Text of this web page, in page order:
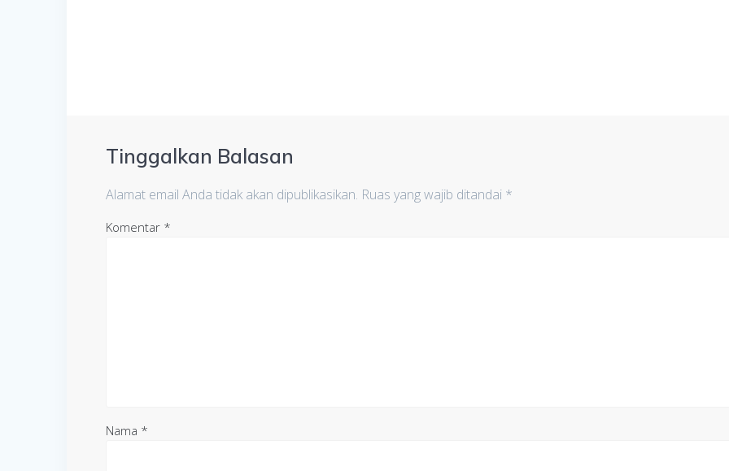
Tinggalkan Balasan
Alamat email Anda tidak akan dipublikasikan. Ruas yang wajib ditandai *
Komentar *
Nama *